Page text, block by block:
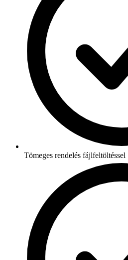
Tömeges rendelés fájlfeltöltéssel